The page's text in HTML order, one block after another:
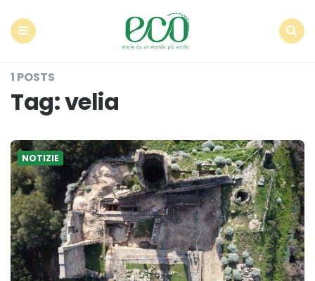
1 POSTS
Tag:velia
NOTIZIE